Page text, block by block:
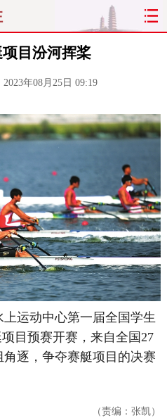
目汾河挥桨
2023年08月25日 09:19
运动中心第一届全国学生
目预赛开赛，来自全国27
逐，争夺赛艇项目的决赛
（责编：张凯）